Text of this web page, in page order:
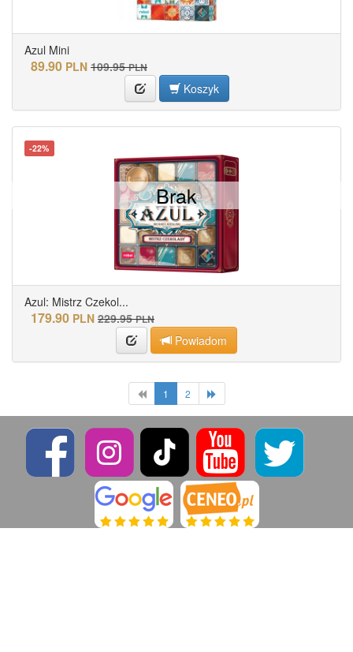
Azul Mini
89.90 PLN 109.95 PLN
Koszyk
-22%
Azul: Mistrz Czekol...
179.90 PLN 229.95 PLN
Powiadom
Brak
1 2